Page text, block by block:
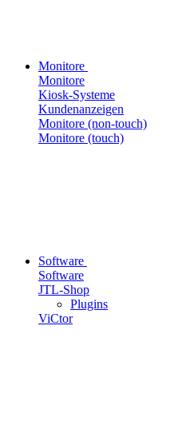
Monitore
Monitore
Kiosk-Systeme
Kundenanzeigen
Monitore (non-touch)
Monitore (touch)
Software
Software
JTL-Shop
Plugins
ViCtor